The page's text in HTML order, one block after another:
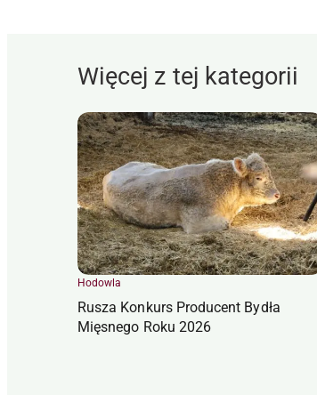
Więcej z tej kategorii
Hodowla
Rusza Konkurs Producent Bydła
Mięsnego Roku 2026